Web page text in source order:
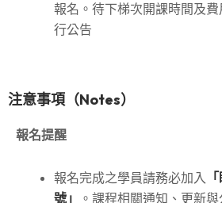
報名。待下梯次開課時間及
行公告
注意事項（Notes）
報名提醒
報名完成之學員請務必加入
號」
。課程相關通知、更新